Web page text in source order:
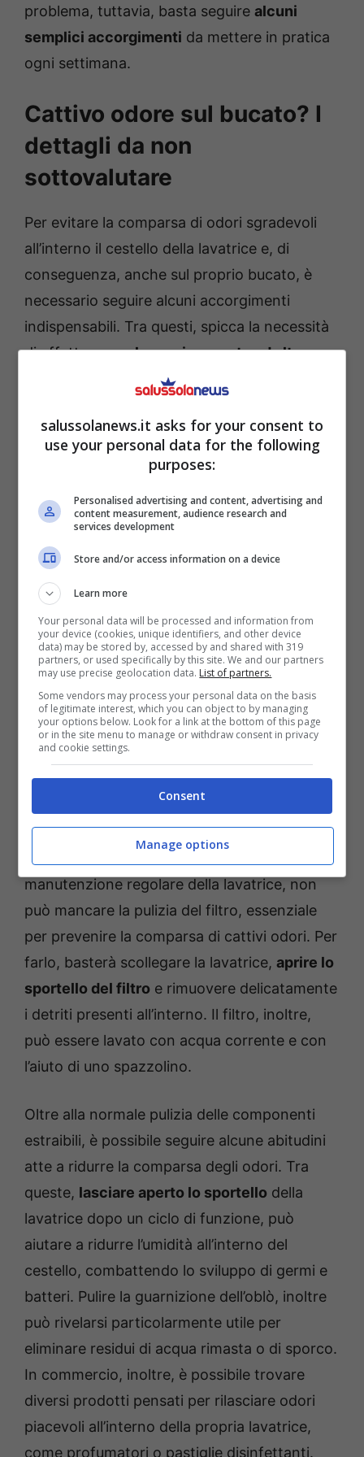
problema, tuttavia, basta seguire alcuni
semplici accorgimenti da mettere in pratica
ogni settimana.
Cattivo odore sul bucato? I
dettagli da non
sottovalutare
Per evitare la comparsa di odori sgradevoli
all’interno il cestello della lavatrice e, di
conseguenza, anche sul proprio bucato, è
necessario seguire alcuni accorgimenti
indispensabili. Tra questi, spicca la necessità
di effettuare unlavaggio a vuoto ad alta
(90 gradi circa) almeno una
permetterà di ripulire il cestello della lavatrice
da eventuali residui rimasti nelle tubature.
Cattivo odore sul bucato? I dettagli da non sottovalutare –
Salussolanews.it
Aggiungere un bicchiere di aceto bianco nel
cestello, inoltre, può risultare essere un modo
particolarmente efficace per rimuovere
calcare e odori sgradevoli. Nella
manutenzione regolare della lavatrice, non
può mancare la pulizia del filtro, essenziale
per prevenire la comparsa di cattivi odori. Per
farlo, basterà scollegare la lavatrice, aprire lo
sportello del filtro e rimuovere delicatamente
i detriti presenti all’interno. Il filtro, inoltre,
può essere lavato con acqua corrente e con
l’aiuto di uno spazzolino.
Oltre alla normale pulizia delle componenti
estraibili, è possibile seguire alcune abitudini
atte a ridurre la comparsa degli odori. Tra
queste, lasciare aperto lo sportello della
lavatrice dopo un ciclo di funzione, può
aiutare a ridurre l’umidità all’interno del
cestello, combattendo lo sviluppo di germi e
batteri. Pulire la guarnizione dell’oblò, inoltre
può rivelarsi particolarmente utile per
eliminare residui di acqua rimasta o di sporco.
In commercio, inoltre, è possibile trovare
diversi prodotti pensati per rilasciare odori
piacevoli all’interno della propria lavatrice,
come profumatori o pastiglie disinfettanti.
salussolanews.it asks for your consent to
use your personal data for the following
purposes:
Personalised advertising and content, advertising and
content measurement, audience research and
services development
Store and/or access information on a device
Learn more
Your personal data will be processed and information from
your device (cookies, unique identifiers, and other device
data) may be stored by, accessed by and shared with 319
partners, or used specifically by this site. We and our partners
may use precise geolocation data. List of partners.
Some vendors may process your personal data on the basis
of legitimate interest, which you can object to by managing
your options below. Look for a link at the bottom of this page
or in the site menu to manage or withdraw consent in privacy
and cookie settings.
Consent
Manage options